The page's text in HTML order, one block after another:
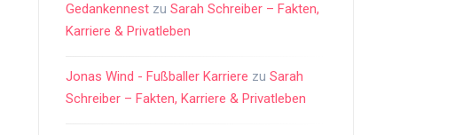
Gedankennest zu Sarah Schreiber – Fakten,
Karriere & Privatleben
Jonas Wind - Fußballer Karriere zu Sarah
Schreiber – Fakten, Karriere & Privatleben